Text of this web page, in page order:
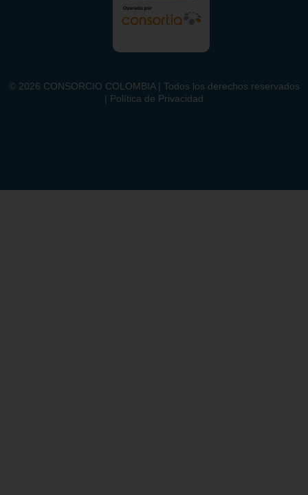
© 2026 CONSORCIO COLOMBIA | Todos los derechos reservados
| Política de Privacidad